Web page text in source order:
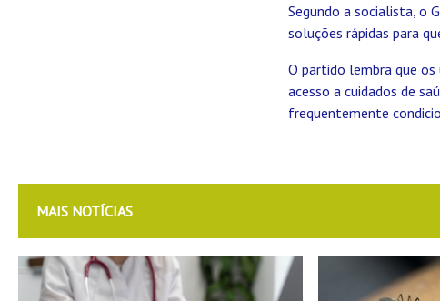
Segundo a socialista, o
soluções rápidas para
O partido lembra que
acesso a cuidados de
frequentemente
MAIS NOTÍCIAS